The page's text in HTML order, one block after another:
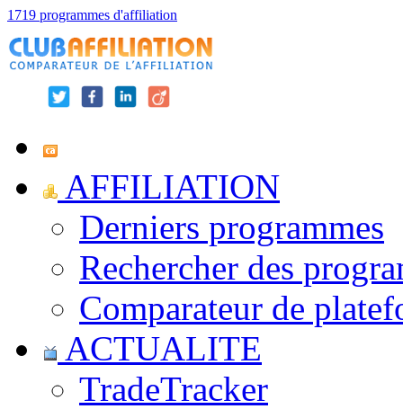
1719 programmes d'affiliation
AFFILIATION
Derniers programmes
Rechercher des
Comparateur de
ACTUALITE
TradeTracker